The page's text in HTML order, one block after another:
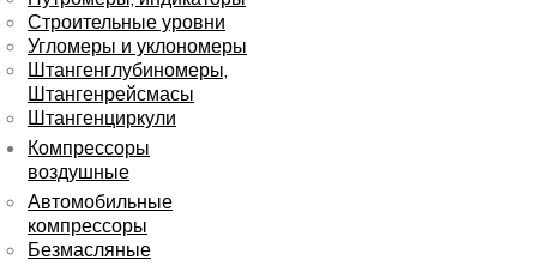
Строительные уровни
Угломеры и уклономеры
Штангенглубиномеры,
Штангенрейсмасы
Штангенциркули
Компрессоры
воздушные
Автомобильные
компрессоры
Безмасляные